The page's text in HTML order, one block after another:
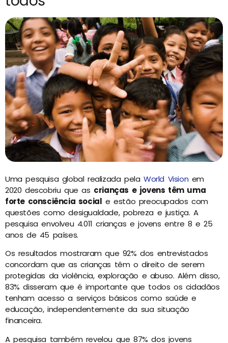
Uma pesquisa global realizada pelaWorld Vision em
2020 descobriu que as crianças e jovens têm uma
forte consciência social e estão preocupados com
questões como desigualdade, pobreza e justiça. A
pesquisa envolveu 4.011 crianças e jovens entre 8 e 25
anos de 45 países.
Os resultados mostraram que 92% dos entrevistados
concordam que as crianças têm o direito de serem
protegidas da violência, exploração e abuso. Além disso,
83% disseram que é importante que todos os cidadãos
tenham acesso a serviços básicos como saúde e
educação, independentemente da sua situação
financeira.
A pesquisa também revelou que 87% dos jovens